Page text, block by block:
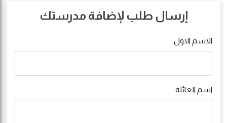
إرسال طلب لإضافة مدرستك
الاسم الاول
اسم العائلة